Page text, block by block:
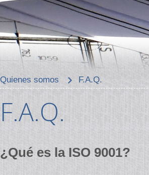
Quienes somos F.A.Q.
F.A.Q.
¿Qué es la ISO 9001?